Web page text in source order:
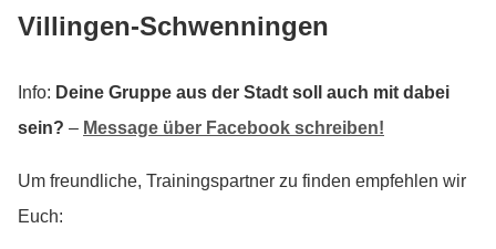
Villingen-Schwenningen
Info: Deine Gruppe aus der Stadt soll auch mit dabei
sein? – Message über Facebook schreiben!
Um freundliche, Trainingspartner zu finden empfehlen wir
Euch: